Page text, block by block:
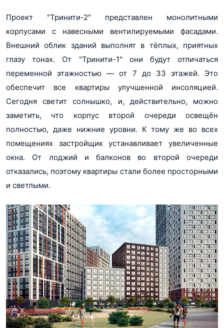
Проект "Тринити-2" представлен монолитными
корпусами с навесными вентилируемыми фасадами.
Внешний облик зданий выполнят в тёплых, приятных
глазу тонах. От "Тринити-1" они будут отличаться
переменной этажностью ― от 7 до 33 этажей. Это
обеспечит все квартиры улучшенной инсоляцией.
Сегодня светит солнышко, и, действительно, можно
заметить, что корпус второй очереди освещён
полностью, даже нижние уровни. К тому же во всех
помещениях застройщик устанавливает увеличенные
окна. От лоджий и балконов во второй очереди
отказались, поэтому квартиры стали более просторными
и светлыми.